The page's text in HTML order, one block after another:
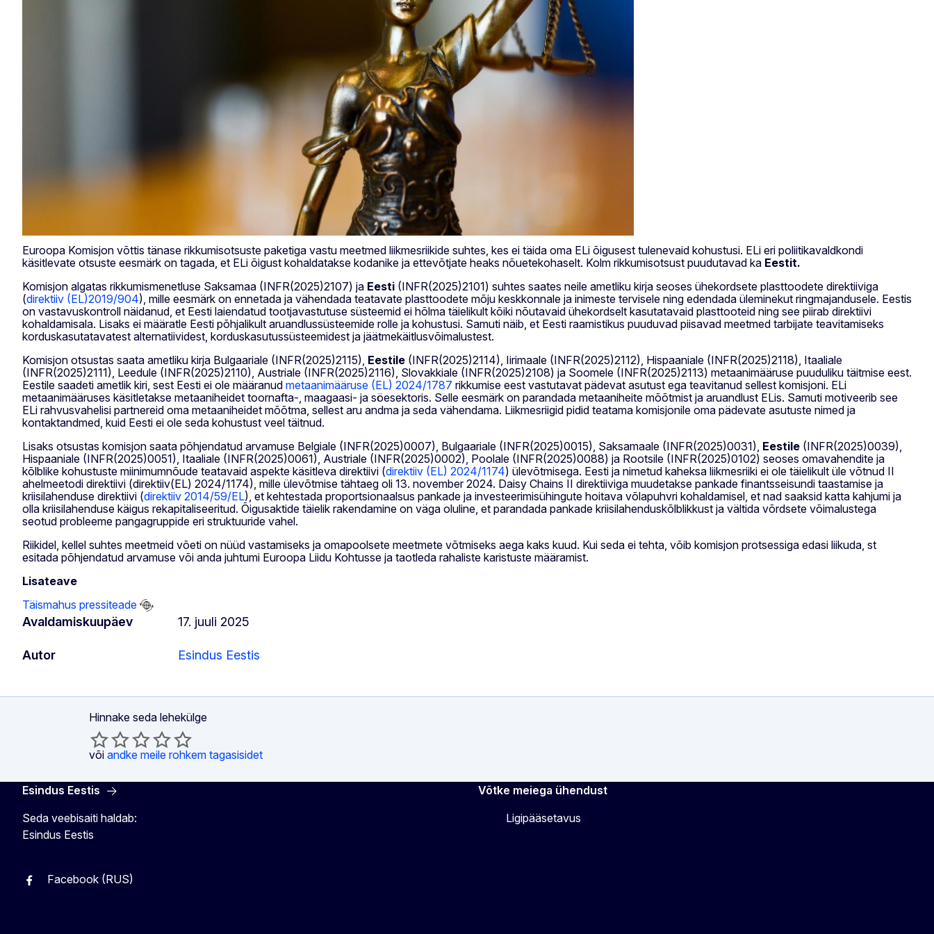
Euroopa Komisjon võttis tänase rikkumisotsuste paketiga vastu meetmed liikmesriikide suhtes, kes ei täida oma ELi õigusest tulenevaid kohustusi. ELi eri poliitikavaldkondi
käsitlevate otsuste eesmärk on tagada, et ELi õigust kohaldatakse kodanike ja ettevõtjate heaks nõuetekohaselt. Kolm rikkumisotsust puudutavad ka Eestit.
Komisjon algatas rikkumismenetluse Saksamaa (INFR(2025)2107) ja Eesti (INFR(2025)2101) suhtes saates neile ametliku kirja seoses ühekordsete plasttoodete direktiiviga
(direktiiv (EL)2019/904), mille eesmärk on ennetada ja vähendada teatavate plasttoodete mõju keskkonnale ja inimeste tervisele ning edendada üleminekut ringmajandusele. Eestis
on vastavuskontroll näidanud, et Eesti laiendatud tootjavastutuse süsteemid ei hõlma täielikult kõiki nõutavaid ühekordselt kasutatavaid plasttooteid ning see piirab direktiivi
kohaldamisala. Lisaks ei määratle Eesti põhjalikult aruandlussüsteemide rolle ja kohustusi. Samuti näib, et Eesti raamistikus puuduvad piisavad meetmed tarbijate teavitamiseks
korduskasutatavatest alternatiividest, korduskasutussüsteemidest ja jäätmekäitlusvõimalustest.
Komisjon otsustas saata ametliku kirja Bulgaariale (INFR(2025)2115), Eestile (INFR(2025)2114), Iirimaale (INFR(2025)2112), Hispaaniale (INFR(2025)2118), Itaaliale
(INFR(2025)2111), Leedule (INFR(2025)2110), Austriale (INFR(2025)2116), Slovakkiale (INFR(2025)2108) ja Soomele (INFR(2025)2113) metaanimääruse puuduliku täitmise eest.
Eestile saadeti ametlik kiri, sest Eesti ei ole määranud metaanimääruse (EL) 2024/1787 rikkumise eest vastutavat pädevat asutust ega teavitanud sellest komisjoni. ELi
metaanimääruses käsitletakse metaaniheidet toornafta-, maagaasi- ja söesektoris. Selle eesmärk on parandada metaaniheite mõõtmist ja aruandlust ELis. Samuti motiveerib see
ELi rahvusvahelisi partnereid oma metaaniheidet mõõtma, sellest aru andma ja seda vähendama. Liikmesriigid pidid teatama komisjonile oma pädevate asutuste nimed ja
kontaktandmed, kuid Eesti ei ole seda kohustust veel täitnud.
Lisaks otsustas komisjon saata põhjendatud arvamuse Belgiale (INFR(2025)0007), Bulgaariale (INFR(2025)0015), Saksamaale (INFR(2025)0031), Eestile (INFR(2025)0039),
Hispaaniale (INFR(2025)0051), Itaaliale (INFR(2025)0061), Austriale (INFR(2025)0002), Poolale (INFR(2025)0088) ja Rootsile (INFR(2025)0102) seoses omavahendite ja
kõlblike kohustuste miinimumnõude teatavaid aspekte käsitleva direktiivi (direktiiv (EL) 2024/1174) ülevõtmisega. Eesti ja nimetud kaheksa liikmesriiki ei ole täielikult üle võtnud II
ahelmeetodi direktiivi (direktiiv(EL) 2024/1174), mille ülevõtmise tähtaeg oli 13. november 2024. Daisy Chains II direktiiviga muudetakse pankade finantsseisundi taastamise ja
kriisilahenduse direktiivi (direktiiv 2014/59/EL), et kehtestada proportsionaalsus pankade ja investeerimisühingute hoitava võlapuhvri kohaldamisel, et nad saaksid katta kahjumi ja
olla kriisilahenduse käigus rekapitaliseeritud. Õigusaktide täielik rakendamine on väga oluline, et parandada pankade kriisilahenduskõlblikkust ja vältida võrdsete võimalustega
seotud probleeme pangagruppide eri struktuuride vahel.
Riikidel, kellel suhtes meetmeid võeti on nüüd vastamiseks ja omapoolsete meetmete võtmiseks aega kaks kuud. Kui seda ei tehta, võib komisjon protsessiga edasi liikuda, st
esitada põhjendatud arvamuse või anda juhtumi Euroopa Liidu Kohtusse ja taotleda rahaliste karistuste määramist.
Lisateave
Täismahus pressiteade
Avaldamiskuupäev 17. juuli 2025
Autor Esindus Eestis
Hinnake seda lehekülge
või andke meile rohkem tagasisidet
Esindus Eestis
Seda veebisaiti haldab:
Esindus Eestis
Facebook (EST)
Facebook (RUS)
Võtke meiega ühendust
Ligipääsetavus